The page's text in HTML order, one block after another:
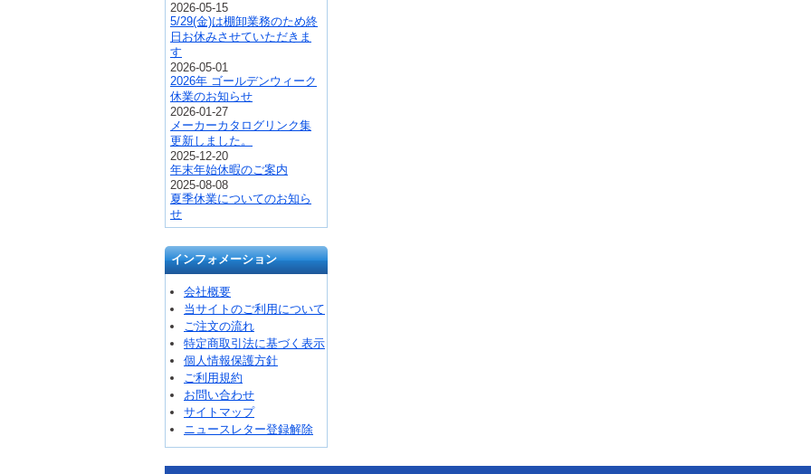
2026-05-15
5/29(金)は棚卸業務のため終
日お休みさせていただきま
す
2026-05-01
2026年 ゴールデンウィーク
休業のお知らせ
2026-01-27
メーカーカタログリンク集
更新しました。
2025-12-20
年末年始休暇のご案内
2025-08-08
夏季休業についてのお知ら
せ
インフォメーション
会社概要
当サイトのご利用について
ご注文の流れ
特定商取引法に基づく表示
個人情報保護方針
ご利用規約
お問い合わせ
サイトマップ
ニュースレター登録解除